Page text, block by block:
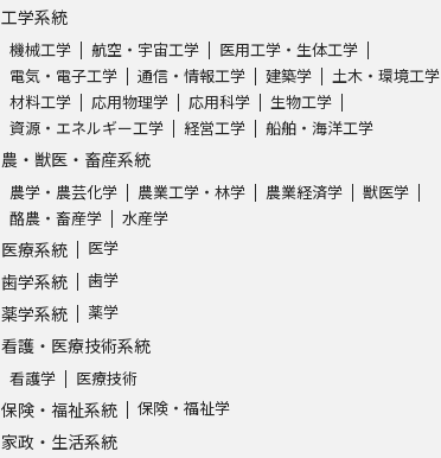
工学系統
機械工学 航空・宇宙工学
医用工学・生体工学
電気・電子工学
通信・情報工学 建築学
土木・環境工学
材料工学
応用物理学 応用科学
生物工学
資源・エネルギー工学
経営工学 船舶・海洋工学
農・獣医・畜産系統
農学・農芸化学 農業工学・林学 農業経済学
獣医学
酪農・畜産学
水産学
医療系統 医学
歯学系統 歯学
薬学系統 薬学
看護・医療技術系統
看護学 医療技術
保険・福祉系統 保険・福祉学
家政・生活系統